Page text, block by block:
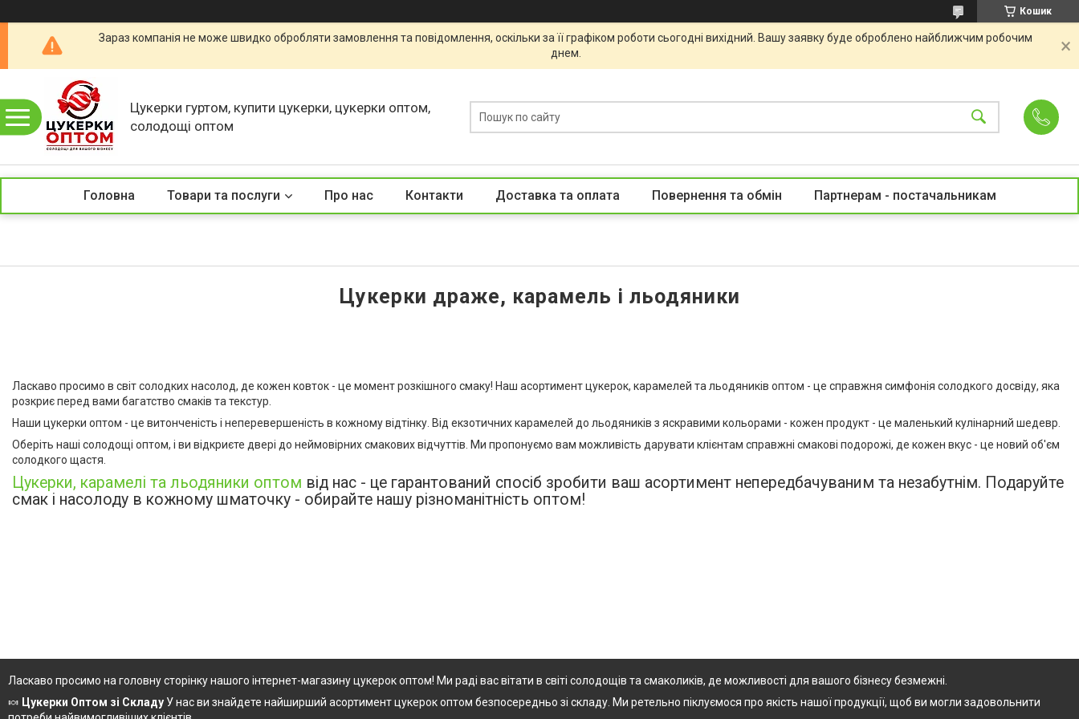
Кошик
Зараз компанія не може швидко обробляти замовлення та повідомлення, оскільки за її графіком роботи сьогодні вихідний. Вашу заявку буде оброблено найближчим робочим
днем.
Цукерки гуртом, купити цукерки, цукерки оптом,
солодощі оптом
Головна Товари та послуги Про нас Контакти Доставка та оплата Повернення та обмін Партнерам - постачальникам
Цукерки драже, карамель і льодяники
Ласкаво просимо в світ солодких насолод, де кожен ковток - це момент розкішного смаку! Наш асортимент цукерок, карамелей та льодяників оптом - це справжня симфонія солодкого досвіду, яка
розкриє перед вами багатство смаків та текстур.
Наши цукерки оптом - це витонченість і неперевершеність в кожному відтінку. Від екзотичних карамелей до льодяників з яскравими кольорами - кожен продукт - це маленький кулінарний шедевр.
Оберіть наші солодощі оптом, і ви відкриєте двері до неймовірних смакових відчуттів. Ми пропонуємо вам можливість дарувати клієнтам справжні смакові подорожі, де кожен вкус - це новий об'єм
солодкого щастя.
Цукерки, карамелі та льодяники оптом від нас - це гарантований спосіб зробити ваш асортимент непередбачуваним та незабутнім. Подаруйте
смак і насолоду в кожному шматочку - обирайте нашу різноманітність оптом!
Ласкаво просимо на головну сторінку нашого інтернет-магазину цукерок оптом! Ми раді вас вітати в світі солодощів та смаколиків, де можливості для вашого бізнесу безмежні.
🍬 Цукерки Оптом зі Складу У нас ви знайдете найширший асортимент цукерок оптом безпосередньо зі складу. Ми ретельно піклуємося про якість нашої продукції, щоб ви могли задовольнити